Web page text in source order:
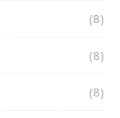
(8)
(8)
(8)